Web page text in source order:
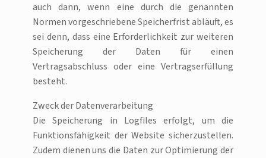
auch dann, wenn eine durch die genannten
Normen vorgeschriebene Speicherfrist abläuft, es
sei denn, dass eine Erforderlichkeit zur weiteren
Speicherung der Daten für einen
Vertragsabschluss oder eine Vertragserfüllung
besteht.
Zweck der Datenverarbeitung
Die Speicherung in Logfiles erfolgt, um die
Funktionsfähigkeit der Website sicherzustellen.
Zudem dienen uns die Daten zur Optimierung der